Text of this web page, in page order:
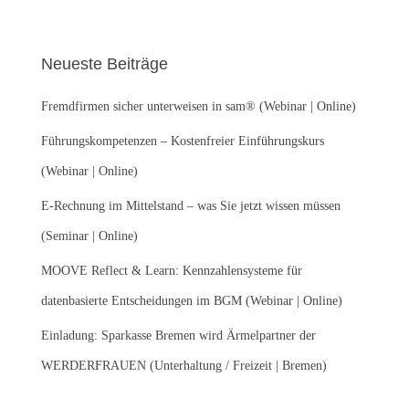
n
a
h
:
Neueste Beiträge
Fremdfirmen sicher unterweisen in sam® (Webinar | Online)
Führungskompetenzen – Kostenfreier Einführungskurs
(Webinar | Online)
E-Rechnung im Mittelstand – was Sie jetzt wissen müssen
(Seminar | Online)
MOOVE Reflect & Learn: Kennzahlensysteme für
datenbasierte Entscheidungen im BGM (Webinar | Online)
Einladung: Sparkasse Bremen wird Ärmelpartner der
WERDERFRAUEN (Unterhaltung / Freizeit | Bremen)